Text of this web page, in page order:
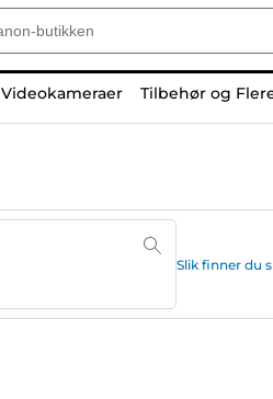
Videokameraer Tilbehør og
Slik finner du